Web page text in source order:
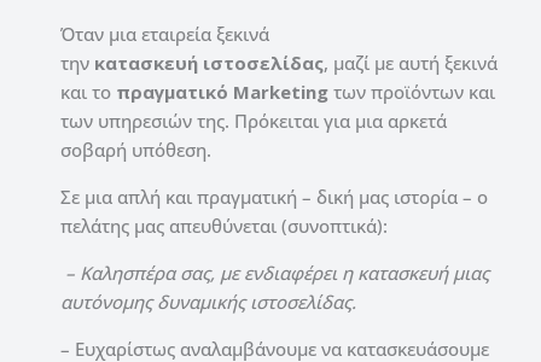
Όταν μια εταιρεία ξεκινά
την κατασκευή ιστοσελίδας, μαζί με αυτή ξεκινά
και το πραγματικό Marketing των προϊόντων και
των υπηρεσιών της. Πρόκειται για μια αρκετά
σοβαρή υπόθεση.
Σε μια απλή και πραγματική – δική μας ιστορία – ο
πελάτης μας απευθύνεται (συνοπτικά):
– Καλησπέρα σας, με ενδιαφέρει η κατασκευή μιας
αυτόνομης δυναμικής ιστοσελίδας.
– Ευχαρίστως αναλαμβάνουμε να κατασκευάσουμε